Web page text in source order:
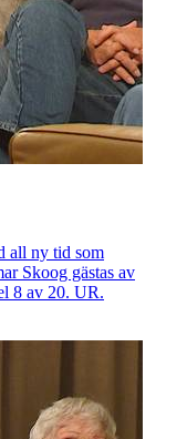
all ny tid som
Skoog gästas av
8 av 20. UR.